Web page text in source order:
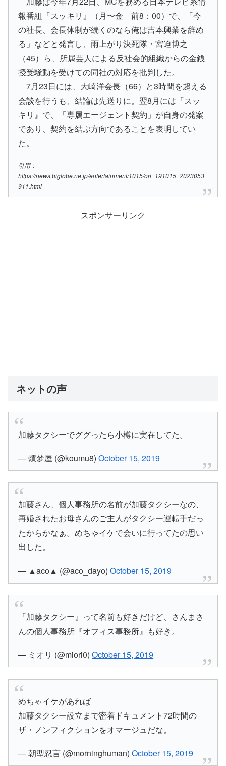
報番組『スッキリ』（月〜金 前8：00）で、「今
の社長、会長体制が続くのなら俺は吉本興業を辞め
る」などと発言し、雨上がり決死隊・宮迫博之
（45）ら、所属芸人による反社会的組織からの金銭
授受騒動を受けての同社の対応を批判した。
7月23日には、大崎洋会長（66）と3時間を超える
会談を行うも、結論は先送りに。翌8月には『スッ
キリ』で、「専属エージェント契約」が自身の発案
であり、契約を結ぶ方向であることを表明してい
た。
引用：
https://news.biglobe.ne.jp/entertainment/1015/ori_191015_2023053
911.html
スポンサーリンク
ネットの声
加藤タクシーでググったら小樽に実在してた。
— 熕梦屋 (@koumu8)October 15, 2019
加藤さん、個人事務所の名前が加藤タクシーなの、
再婚されたお母さんのご主人がタクシー運転手だっ
たからかなぁ。めちゃイケで会いに行ってたの思い
出した。
— ▲aco▲ (@aco_dayo)October 15, 2019
『加藤タクシー』って名前も好きだけど、さんまさ
んの個人事務所『オフィス事務所』も好き。
— ミオリ (@miori0)October 15, 2019
めちゃイケがあれば
加藤タクシー設立まで密着ドキュメント72時間の
ザ・ノンフィクションをオマージュだな。
— 朝型忍言 (@morninghuman)October 15, 2019